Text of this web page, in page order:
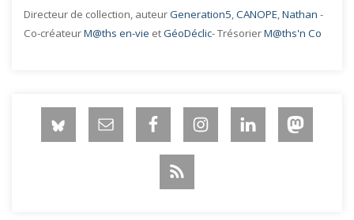
Directeur de collection, auteurGeneration5,CANOPE,Nathan -
Co-créateurM@ths en-vie etGéoDéclic- TrésorierM@ths'n Co